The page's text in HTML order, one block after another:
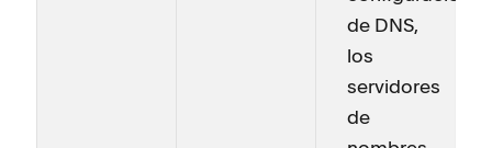
de DNS,
los
servidores
de